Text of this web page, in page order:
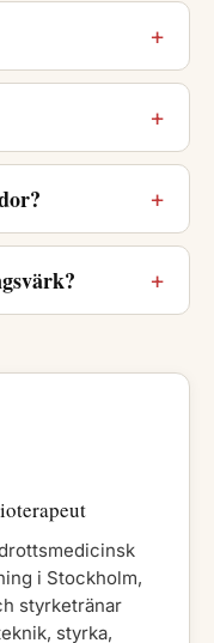
i Stockholm,
styrketränar
styrka,